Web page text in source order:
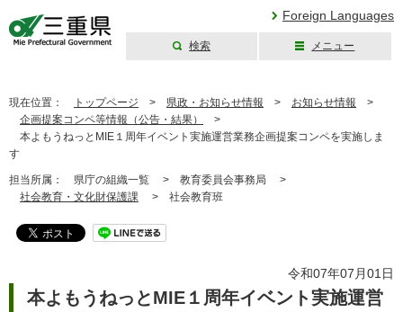
Foreign Languages
検索 メニュー
現在位置： トップページ > 県政・お知らせ情報 > お知らせ情報 >
企画提案コンペ等情報（公告・結果）
>
本よもうねっとMIE１周年イベント実施運営業務企画提案コンペを実施しま
す
担当所属： 県庁の組織一覧 > 教育委員会事務局 >
社会教育・文化財保護課 > 社会教育班
令和07年07月01日
本よもうねっとMIE１周年イベント実施運営